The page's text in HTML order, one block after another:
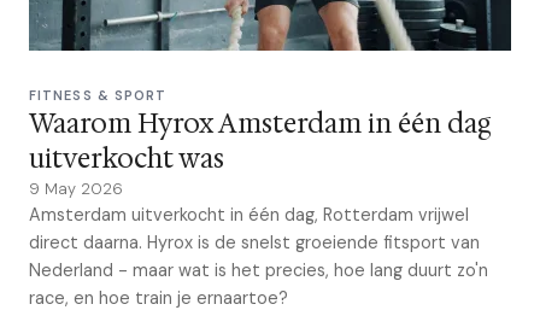
FITNESS & SPORT
Waarom Hyrox Amsterdam in één dag
uitverkocht was
9 May 2026
Amsterdam uitverkocht in één dag, Rotterdam vrijwel
direct daarna. Hyrox is de snelst groeiende fitsport van
Nederland - maar wat is het precies, hoe lang duurt zo'n
race, en hoe train je ernaartoe?